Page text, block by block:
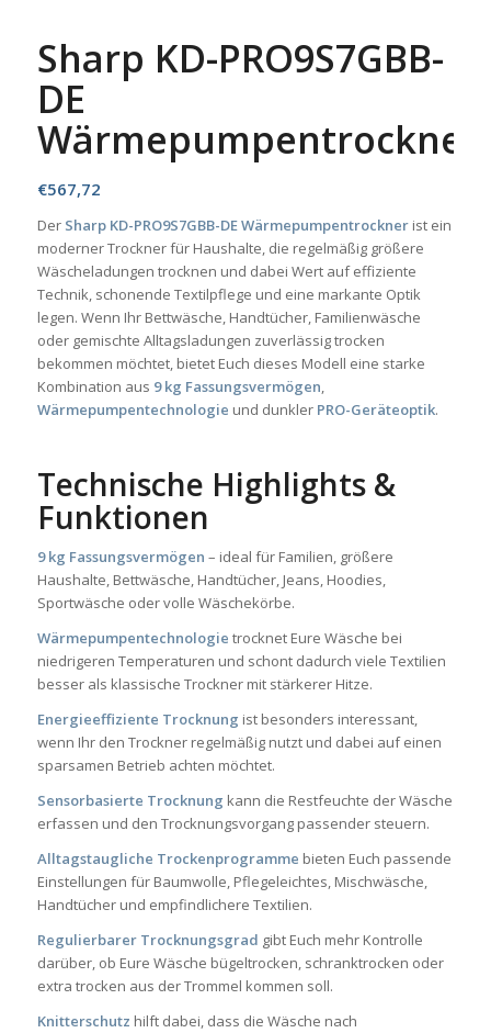
Sharp KD-PRO9S7GBB-
DE
Wärmepumpentrockner
€567,72
Der Sharp KD-PRO9S7GBB-DE Wärmepumpentrocknerist ein
moderner Trockner für Haushalte, die regelmäßig größere
Wäscheladungen trocknen und dabei Wert auf effiziente
Technik, schonende Textilpflege und eine markante Optik
legen. Wenn Ihr Bettwäsche, Handtücher, Familienwäsche
oder gemischte Alltagsladungen zuverlässig trocken
bekommen möchtet, bietet Euch dieses Modell eine starke
Kombination aus 9 kg Fassungsvermögen,
Wärmepumpentechnologie und dunkler PRO-Geräteoptik.
Technische Highlights &
Funktionen
9 kg Fassungsvermögen – ideal für Familien, größere
Haushalte, Bettwäsche, Handtücher, Jeans, Hoodies,
Sportwäsche oder volle Wäschekörbe.
Wärmepumpentechnologie trocknet Eure Wäsche bei
niedrigeren Temperaturen und schont dadurch viele Textilien
besser als klassische Trockner mit stärkerer Hitze.
Energieeffiziente Trocknung ist besonders interessant,
wenn Ihr den Trockner regelmäßig nutzt und dabei auf einen
sparsamen Betrieb achten möchtet.
Sensorbasierte Trocknung kann die Restfeuchte der Wäsche
erfassen und den Trocknungsvorgang passender steuern.
Alltagstaugliche Trockenprogramme bieten Euch passende
Einstellungen für Baumwolle, Pflegeleichtes, Mischwäsche,
Handtücher und empfindlichere Textilien.
Regulierbarer Trocknungsgrad gibt Euch mehr Kontrolle
darüber, ob Eure Wäsche bügeltrocken, schranktrocken oder
extra trocken aus der Trommel kommen soll.
Knitterschutz hilft dabei, dass die Wäsche nach